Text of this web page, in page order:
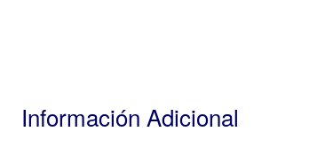
Información Adicional